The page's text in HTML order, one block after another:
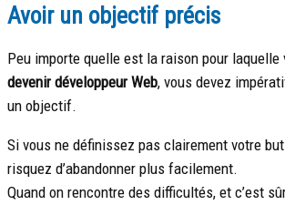
Avoir un objectif précis
Peu importe quelle est la raison pour laquelle
devenir développeur Web, vous devez
un objectif.
Si vous ne définissez pas clairement votre
risquez d’abandonner plus facilement.
Quand on rencontre des difficultés, et c’est